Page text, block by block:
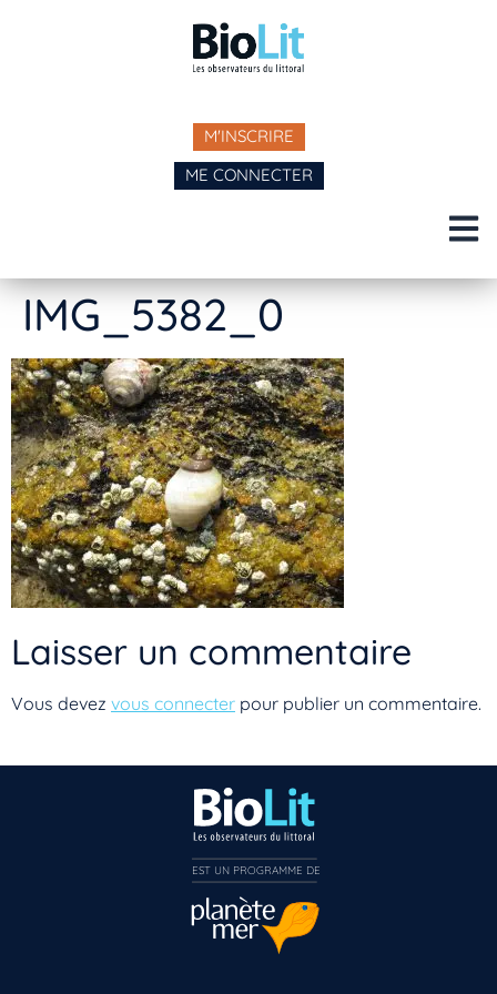
M'INSCRIRE
ME CONNECTER
IMG_5382_0
Laisser un commentaire
Vous devez vous connecter pour publier un commentaire.
Vous n’êtes pas encore inscrit à Biolit ?